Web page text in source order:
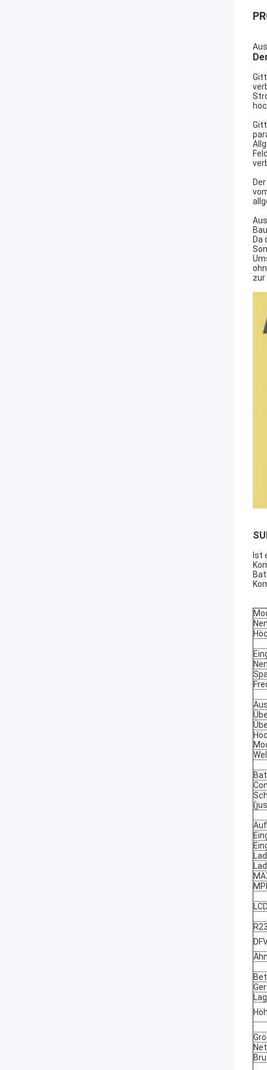
Da
zur
Ist
LCD